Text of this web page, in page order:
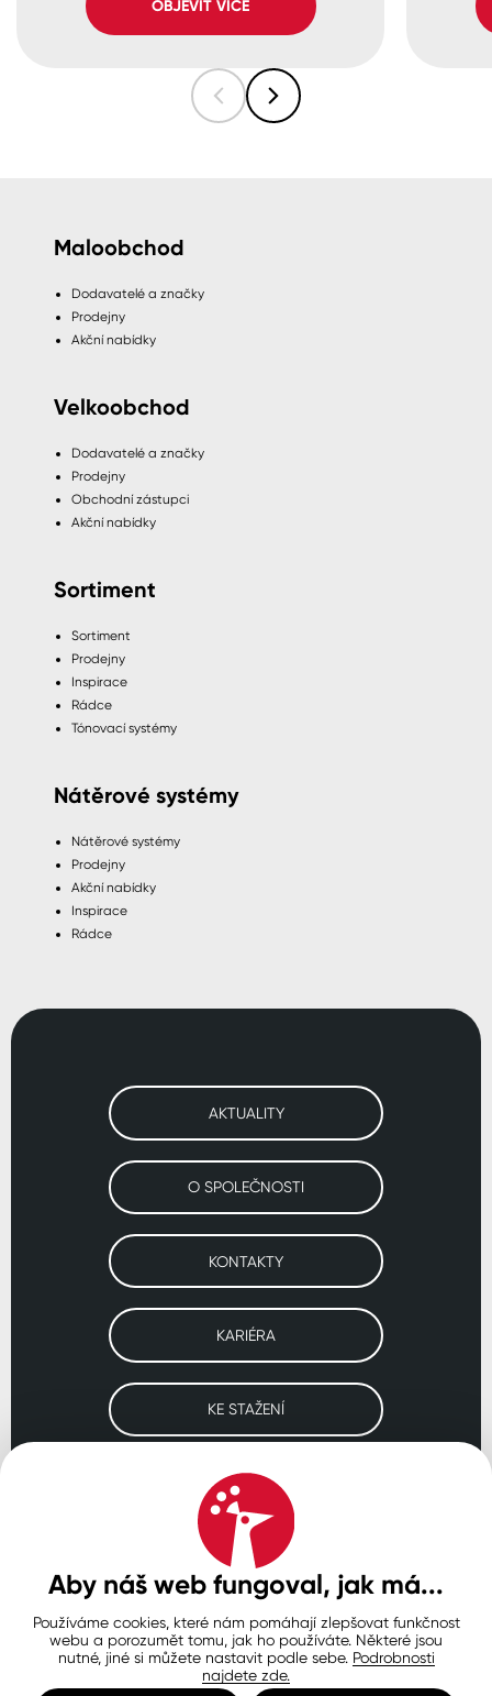
OBJEVIT VÍCE
Maloobchod
Dodavatelé a značky
Prodejny
Akční nabídky
Velkoobchod
Dodavatelé a značky
Prodejny
Obchodní zástupci
Akční nabídky
Sortiment
Sortiment
Prodejny
Inspirace
Rádce
Tónovací systémy
Nátěrové systémy
Nátěrové systémy
Prodejny
Akční nabídky
Inspirace
Rádce
AKTUALITY
O SPOLEČNOSTI
KONTAKTY
KARIÉRA
KE STAŽENÍ
Navštivte naše pobočky
SLOVENSKO POLSKO
Ochrana osobních údajů
Zásady používání souborů cookie
Nastavení cookies
© Copyright 2026 COLORLAK
Aby náš web fungoval, jak má...
Používáme cookies, které nám pomáhají zlepšovat funkčnost
webu a porozumět tomu, jak ho používáte. Některé jsou
nutné, jiné si můžete nastavit podle sebe. Podrobnosti
najdete zde.